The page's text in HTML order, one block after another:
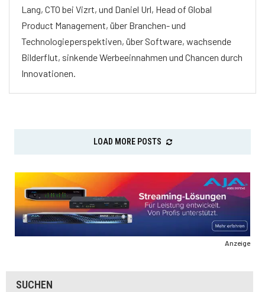
Lang, CTO bei Vizrt, und Daniel Url, Head of Global
Product Management, über Branchen- und
Technologieperspektiven, über Software, wachsende
Bilderflut, sinkende Werbeeinnahmen und Chancen durch
Innovationen.
LOAD MORE POSTS
Anzeige
SUCHEN